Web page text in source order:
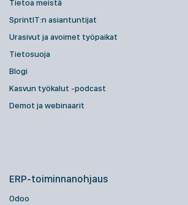
Tietoa meistä
SprintIT:n asiantuntijat
Urasivut ja avoimet työpaikat
Tietosuoja
Blogi
Kasvun työkalut -podcast
Demot ja webinaarit
ERP-toiminnanohjaus
Odoo